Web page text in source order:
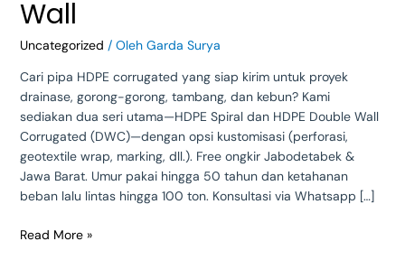
Wall
Uncategorized / Oleh Garda Surya
Cari pipa HDPE corrugated yang siap kirim untuk proyek
drainase, gorong-gorong, tambang, dan kebun? Kami
sediakan dua seri utama—HDPE Spiral dan HDPE Double Wall
Corrugated (DWC)—dengan opsi kustomisasi (perforasi,
geotextile wrap, marking, dll.). Free ongkir Jabodetabek &
Jawa Barat. Umur pakai hingga 50 tahun dan ketahanan
beban lalu lintas hingga 100 ton. Konsultasi via Whatsapp […]
Read More »